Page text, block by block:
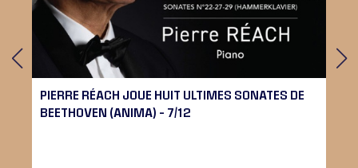
PIERRE RÉACH JOUE HUIT ULTIMES SONATES DE
BEETHOVEN (ANIMA) – 7/12